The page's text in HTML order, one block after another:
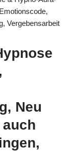
Vergebensarbeit
Neu